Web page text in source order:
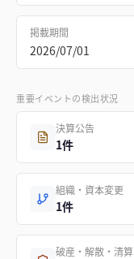
掲載期間
2026/07/01
重要イベントの検出状況
決算公告
1件
組織・資本変更
1件
破産・解散・清算